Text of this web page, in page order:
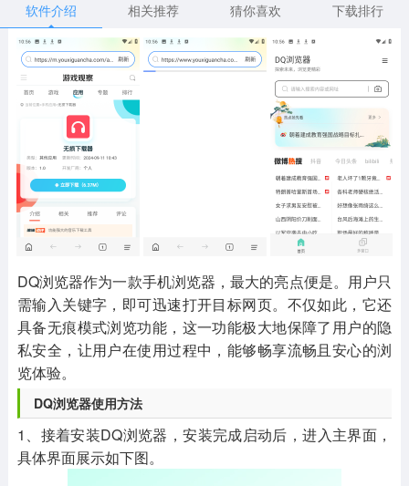
音乐舞蹈
269款应用
2716款应用
其他
1654款应用
MOD游戏
1056款应用
软件介绍
相关推荐 猜你喜欢 下载排行
DQ浏览器作为一款手机浏览器，最大的亮点便是。用户只
需输入关键字，即可迅速打开目标网页。不仅如此，它还
具备无痕模式浏览功能，这一功能极大地保障了用户的隐
私安全，让用户在使用过程中，能够畅享流畅且安心的浏
览体验。
DQ浏览器使用方法
1、接着安装DQ浏览器，安装完成启动后，进入主界面，
具体界面展示如下图。